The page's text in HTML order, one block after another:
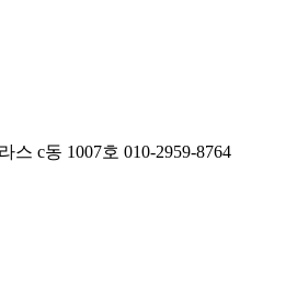
c동 1007호 010-2959-8764